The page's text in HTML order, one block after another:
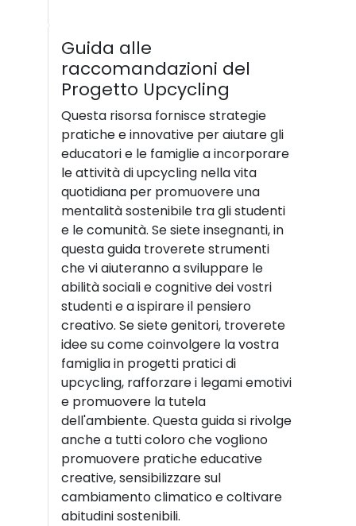
Guida alle
raccomandazioni del
Progetto Upcycling
Questa risorsa fornisce strategie
pratiche e innovative per aiutare gli
educatori e le famiglie a incorporare
le attività di upcycling nella vita
quotidiana per promuovere una
mentalità sostenibile tra gli studenti
e le comunità. Se siete insegnanti, in
questa guida troverete strumenti
che vi aiuteranno a sviluppare le
abilità sociali e cognitive dei vostri
studenti e a ispirare il pensiero
creativo. Se siete genitori, troverete
idee su come coinvolgere la vostra
famiglia in progetti pratici di
upcycling, rafforzare i legami emotivi
e promuovere la tutela
dell'ambiente. Questa guida si rivolge
anche a tutti coloro che vogliono
promuovere pratiche educative
creative, sensibilizzare sul
cambiamento climatico e coltivare
abitudini sostenibili.